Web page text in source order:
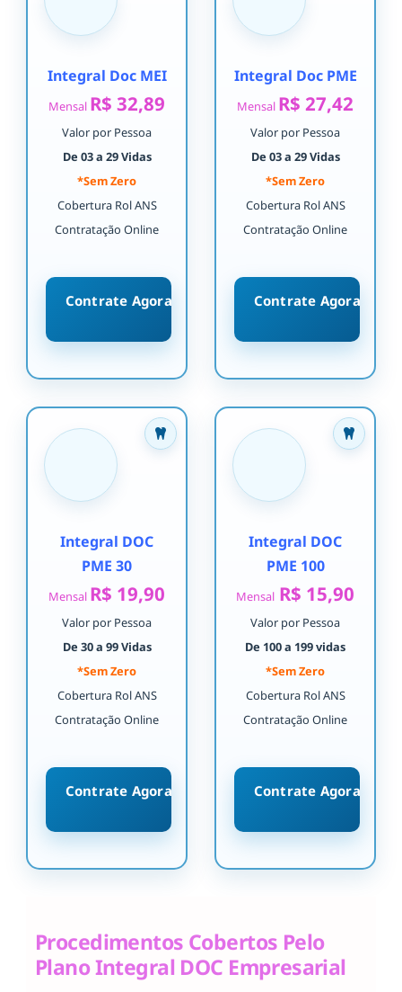
Integral Doc MEI
Mensal R$ 32,89
Valor por Pessoa
De 03 a 29 Vidas
*Sem Zero
Cobertura Rol ANS
Contratação Online
Contrate Agora
Integral Doc PME
Mensal R$ 27,42
Valor por Pessoa
De 03 a 29 Vidas
*Sem Zero
Cobertura Rol ANS
Contratação Online
Contrate Agora
Integral DOC
PME 30
Mensal R$ 19,90
Valor por Pessoa
De 30 a 99 Vidas
*Sem Zero
Cobertura Rol ANS
Contratação Online
Contrate Agora
Integral DOC
PME 100
Mensal R$ 15,90
Valor por Pessoa
De 100 a 199 vidas
*Sem Zero
Cobertura Rol ANS
Contratação Online
Contrate Agora
Procedimentos Cobertos Pelo
Plano Integral DOC Empresarial